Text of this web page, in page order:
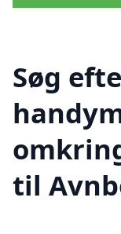
Søg
til